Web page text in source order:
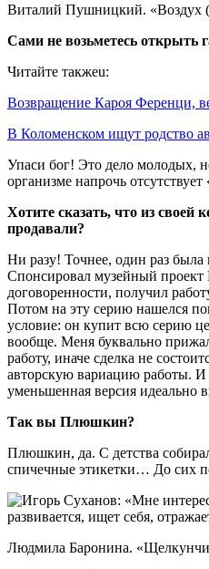
Виталий Пушницкий. «Воздух
Сами не возьметесь открыть
Читайте такжеu:
Возвращение Кароя Ференци,
В Коломенском ищут родство
Упаси бог! Это дело молодых,
организме напрочь
Хотите сказать, что из своей
продавали?
Ни разу! Точнее, один раз была
Спонсировал музейный
договоренности, получил
Потом на эту серию нашелся
условие: он купит всю серию
вообще. Меня буквально
работу, иначе сделка не
авторскую вариацию работы. И
уменьшенная версия идеально
Так вы Плюшкин?
Плюшкин, да. С детства
спичечные этикетки… До сих
Людмила Баронина.